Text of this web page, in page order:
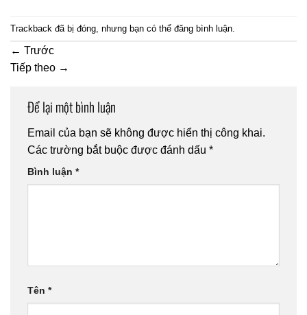
Trackback đã bị đóng, nhưng bạn có thể đăng bình luận
← Trước
Tiếp theo →
Để lại một bình luận
Email của bạn sẽ không được hiển thị công khai.
Các trường bắt buộc được đánh dấu *
Bình luận *
Tên *